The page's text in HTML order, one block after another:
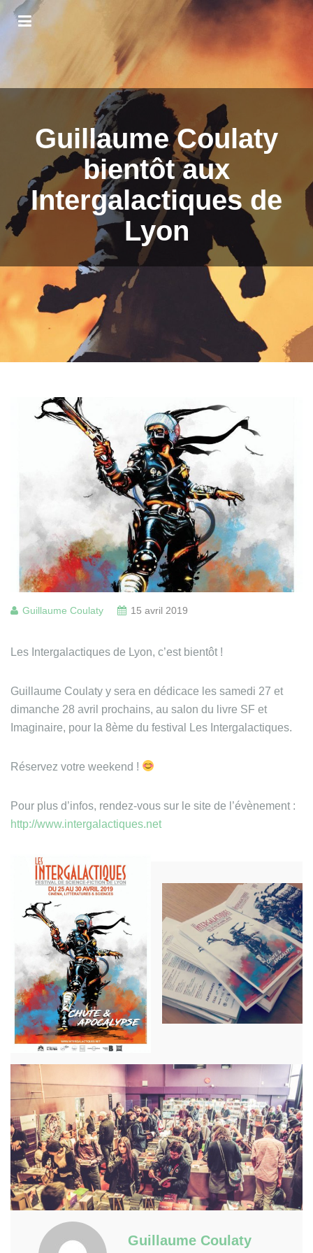
Guillaume Coulaty
bientôt aux
Intergalactiques de
Lyon
Guillaume Coulaty 15 avril 2019
Les Intergalactiques de Lyon, c’est bientôt !
Guillaume Coulaty y sera en dédicace les samedi 27 et
dimanche 28 avril prochains, au salon du livre SF et
Imaginaire, pour la 8ème du festival Les Intergalactiques.
Réservez votre weekend !
Pour plus d’infos, rendez-vous sur le site de l’évènement :
http://www.intergalactiques.net
Guillaume Coulaty